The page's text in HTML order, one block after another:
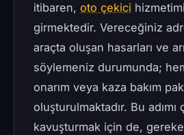
itibaren, oto çekici
girmektedir. Vereceğiniz
araçta oluşan hasarları ve
söylemeniz durumunda;
onarım veya kaza bakım
oluşturulmaktadır. Bu adımı
kavuşturmak için de,